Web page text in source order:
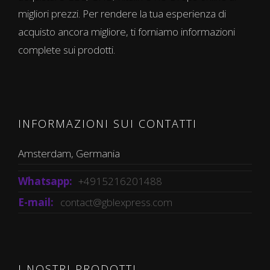
migliori prezzi. Per rendere la tua esperienza di
acquisto ancora migliore, ti forniamo informazioni
complete sui prodotti.
INFORMAZIONI SUI CONTATTI
Amsterdam, Germania
Whatsapp: +4915216201488
E-mail: contact@gblexpress.com